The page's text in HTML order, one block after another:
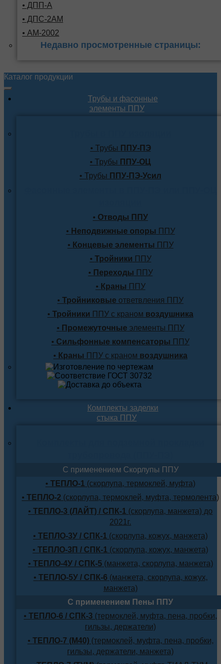
• ДПП-А
• ДПС-2АМ
• АМ-2002
Недавно просмотренные страницы:
Каталог продукции
Трубы и фасонные
элементы ППУ
• Трубы ППУ-ПЭ
• Трубы ППУ-ОЦ
• Трубы ППУ-ПЭ-Усил
• Отводы ППУ
• Неподвижные опоры ППУ
• Концевые элементы ППУ
• Тройники ППУ
• Переходы ППУ
• Краны ППУ
• Тройниковые ответвления ППУ
• Тройники ППУ с краном воздушника
• Промежуточные элементы ППУ
• Сильфонные компенсаторы ППУ
• Краны ППУ с краном воздушника
Комплекты заделки
стыка ППУ
С применением Скорлупы ППУ
• ТЕПЛО-1 (скорлупа, термоклей, муфта)
• ТЕПЛО-2 (скорлупа, термоклей, муфта, термолента)
• ТЕПЛО-3 (ЛАЙТ) / СПК-1 (скорлупа, манжета) до
2021г.
• ТЕПЛО-3У / СПК-1 (скорлупа, кожух, манжета)
• ТЕПЛО-3П / СПК-1 (скорлупа, кожух, манжета)
• ТЕПЛО-4У / СПК-5 (манжета, скорлупа, манжета)
• ТЕПЛО-5У / СПК-6 (манжета, скорлупа, кожух,
манжета)
С применением Пены ППУ
• ТЕПЛО-6 / СПК-3 (термоклей, муфта, пена, пробки,
гильзы, держатели)
• ТЕПЛО-7 (М40)(термоклей, муфта, пена, пробки,
гильзы, держатели, манжета)